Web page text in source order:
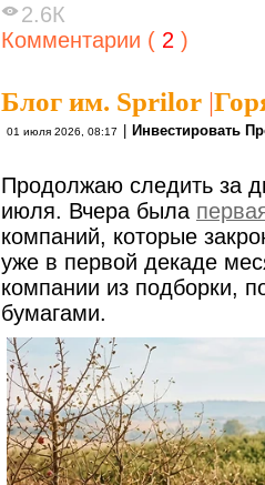
2.6К
Комментарии ( 2 )
Блог им. Sprilor |
01 июля 2026, 08:17 | Инвестировать
Продолжаю следить за
июля. Вчера была
компаний, которые
уже в первой декаде
компании из подборки,
бумагами.